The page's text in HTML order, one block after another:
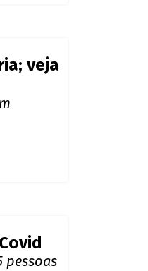
veja
pessoas